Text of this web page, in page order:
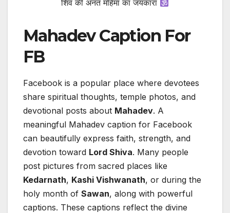
शिव की अनंत महिमा का जयकारा
Mahadev Caption For
FB
Facebook is a popular place where devotees
share spiritual thoughts, temple photos, and
devotional posts about Mahadev. A
meaningful Mahadev caption for Facebook
can beautifully express faith, strength, and
devotion toward Lord Shiva. Many people
post pictures from sacred places like
Kedarnath, Kashi Vishwanath, or during the
holy month of Sawan, along with powerful
captions. These captions reflect the divine